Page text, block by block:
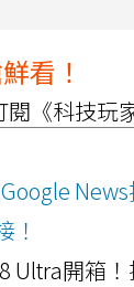
看！
閱《科技玩
！
Ultra開箱